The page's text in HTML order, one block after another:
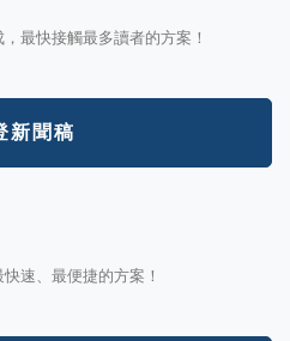
最快接觸最多讀者的方案！
新聞稿
速、最便捷的方案！